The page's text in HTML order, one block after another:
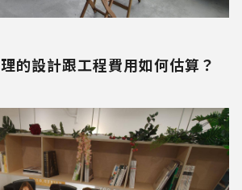
的設計跟工程費用如何估算？